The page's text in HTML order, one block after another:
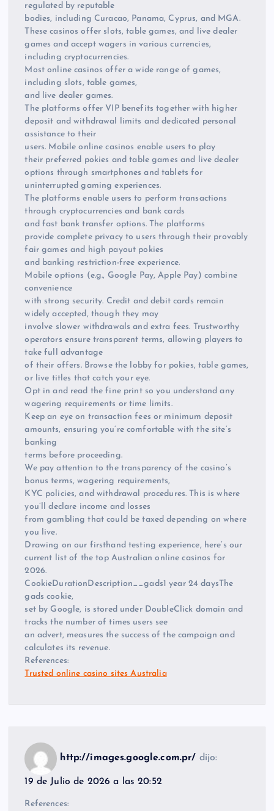
regulated by reputable
bodies, including Curacao, Panama, Cyprus, and MGA.
These casinos offer slots, table games, and live dealer
games and accept wagers in various currencies,
including cryptocurrencies.
Most online casinos offer a wide range of games,
including slots, table games,
and live dealer games.
The platforms offer VIP benefits together with higher
deposit and withdrawal limits and dedicated personal
assistance to their
users. Mobile online casinos enable users to play
their preferred pokies and table games and live dealer
options through smartphones and tablets for
uninterrupted gaming experiences.
The platforms enable users to perform transactions
through cryptocurrencies and bank cards
and fast bank transfer options. The platforms
provide complete privacy to users through their provably
fair games and high payout pokies
and banking restriction-free experience.
Mobile options (e.g., Google Pay, Apple Pay) combine
convenience
with strong security. Credit and debit cards remain
widely accepted, though they may
involve slower withdrawals and extra fees. Trustworthy
operators ensure transparent terms, allowing players to
take full advantage
of their offers. Browse the lobby for pokies, table games,
or live titles that catch your eye.
Opt in and read the fine print so you understand any
wagering requirements or time limits.
Keep an eye on transaction fees or minimum deposit
amounts, ensuring you’re comfortable with the site’s
banking
terms before proceeding.
We pay attention to the transparency of the casino’s
bonus terms, wagering requirements,
KYC policies, and withdrawal procedures. This is where
you’ll declare income and losses
from gambling that could be taxed depending on where
you live.
Drawing on our firsthand testing experience, here’s our
current list of the top Australian online casinos for
2026.
CookieDurationDescription__gads1 year 24 daysThe
gads cookie,
set by Google, is stored under DoubleClick domain and
tracks the number of times users see
an advert, measures the success of the campaign and
calculates its revenue.
References:
Trusted online casino sites Australia
http://images.google.com.pr/ dijo:
19 de Julio de 2026 a las 20:52
References: